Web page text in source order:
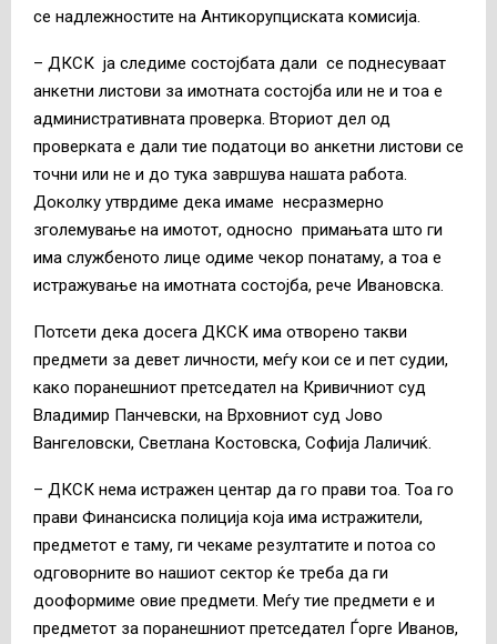
се надлежностите на Антикорупциската комисија.
– ДКСК ја следиме состојбата дали се поднесуваат
анкетни листови за имотната состојба или не и тоа е
административната проверка. Вториот дел од
проверката е дали тие податоци во анкетни листови се
точни или не и до тука завршува нашата работа.
Доколку утврдиме дека имаме несразмерно
зголемување на имотот, односно примањата што ги
има службеното лице одиме чекор понатаму, а тоа е
истражување на имотната состојба, рече Ивановска.
Потсети дека досега ДКСК има отворено такви
предмети за девет личности, меѓу кои се и пет судии,
како поранешниот претседател на Кривичниот суд
Владимир Панчевски, на Врховниот суд Јово
Вангеловски, Светлана Костовска, Софија Лаличиќ.
– ДКСК нема истражен центар да го прави тоа. Тоа го
прави Финансиска полиција која има истражители,
предметот е таму, ги чекаме резултатите и потоа со
одговорните во нашиот сектор ќе треба да ги
дооформиме овие предмети. Меѓу тие предмети е и
предметот за поранешниот претседател Ѓорге Иванов,